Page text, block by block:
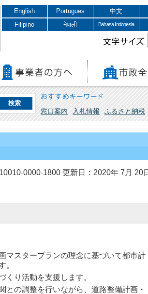
English Portugues 中文
Filipino
नेपाली Bahasa Indonesia
文字サイズ
おすすめキーワード
窓口案内 入札情報 ふるさと納税
0000-1800 更新日：2020年 7月 20
マスタープランの理念に基づいて都市計
。
くり活動を支援します。
との調整を行いながら、道路整備計画・